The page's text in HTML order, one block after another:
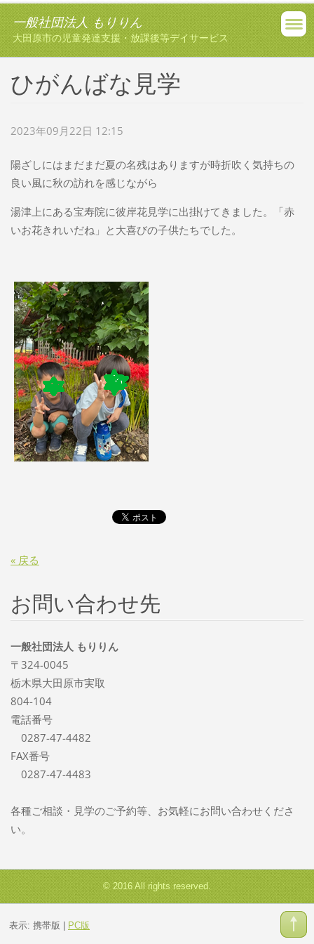
一般社団法人 もりりん
大田原市の児童発達支援・放課後等デイサービス
ひがんばな見学
2023年09月22日 12:15
陽ざしにはまだまだ夏の名残はありますが時折吹く気持ちの
良い風に秋の訪れを感じながら
湯津上にある宝寿院に彼岸花見学に出掛けてきました。「赤
いお花きれいだね」と大喜びの子供たちでした。
« 戻る
お問い合わせ先
一般社団法人 もりりん
〒324-0045
栃木県大田原市実取
804-104
電話番号
0287-47-4482
FAX番号
0287-47-4483
各種ご相談・見学のご予約等、お気軽にお問い合わせくださ
い。
© 2016 All rights reserved.
表示: 携帯版 PC版